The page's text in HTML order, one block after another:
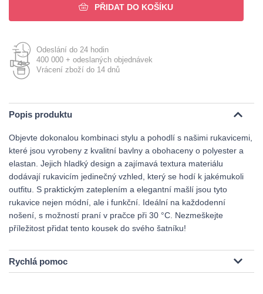
PŘIDAT DO KOŠÍKU
Odeslání do 24 hodin
400 000 + odeslaných objednávek
Vrácení zboží do 14 dnů
Popis produktu
Objevte dokonalou kombinaci stylu a pohodlí s našimi rukavicemi,
které jsou vyrobeny z kvalitní bavlny a obohaceny o polyester a
elastan. Jejich hladký design a zajímavá textura materiálu
dodávají rukavicím jedinečný vzhled, který se hodí k jakémukoli
outfitu. S praktickým zateplením a elegantní mašlí jsou tyto
rukavice nejen módní, ale i funkční. Ideální na každodenní
nošení, s možností praní v pračce při 30 °C. Nezmeškejte
příležitost přidat tento kousek do svého šatníku!
Rychlá pomoc